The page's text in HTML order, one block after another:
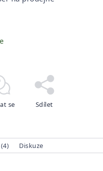
se Sdílet
Diskuze